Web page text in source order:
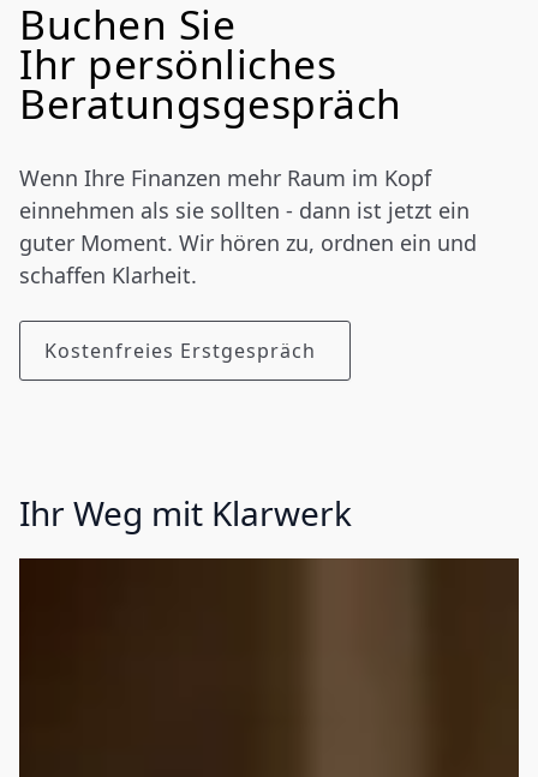
Buchen Sie
Ihr persönliches
Beratungsgespräch
Wenn Ihre Finanzen mehr Raum im Kopf
einnehmen als sie sollten - dann ist jetzt ein
guter Moment. Wir hören zu, ordnen ein und
schaffen Klarheit.
Kostenfreies Erstgespräch
Ihr Weg mit Klarwerk